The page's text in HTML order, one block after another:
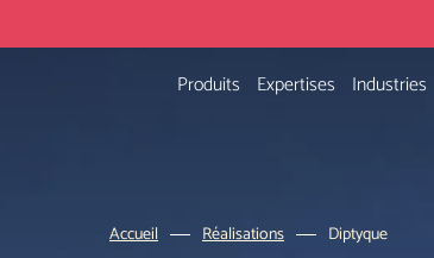
Produits Expertises Industries
Accueil Réalisations Diptyque